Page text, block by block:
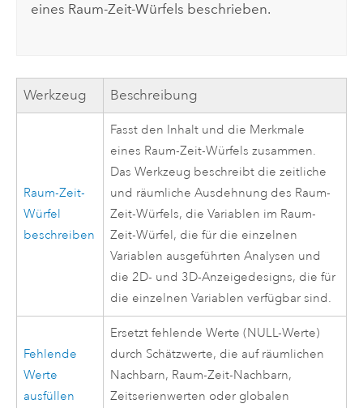
eines Raum-Zeit-Würfels beschrieben.
Werkzeug Beschreibung
Raum-Zeit-
Würfel
beschreiben
Fasst den Inhalt und die Merkmale
eines Raum-Zeit-Würfels zusammen.
Das Werkzeug beschreibt die zeitliche
und räumliche Ausdehnung des Raum-
Zeit-Würfels, die Variablen im Raum-
Zeit-Würfel, die für die einzelnen
Variablen ausgeführten Analysen und
die 2D- und 3D-Anzeigedesigns, die für
die einzelnen Variablen verfügbar sind.
Fehlende
Werte
ausfüllen
Ersetzt fehlende Werte (NULL-Werte)
durch Schätzwerte, die auf räumlichen
Nachbarn, Raum-Zeit-Nachbarn,
Zeitserienwerten oder globalen